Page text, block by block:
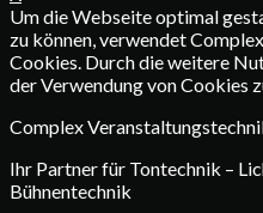
Um die Webseite optimal
zu können, verwendet
Cookies. Durch die weitere
der Verwendung von Cookies
Complex
Ihr Partner für Tontechnik –
Bühnentechnik